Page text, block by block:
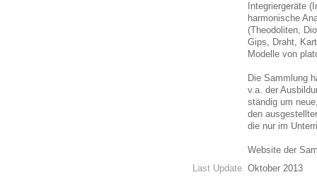
Integriergeräte
harmonische
(Theodoliten,
Gips, Draht,
Modelle von
Die Sammlung
v.a. der
ständig um
den
die nur im
Website der
Last Update Oktober 2013